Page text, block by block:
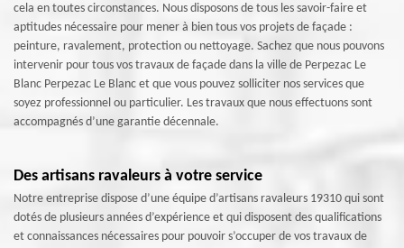
cela en toutes circonstances. Nous disposons de tous les savoir-faire et
aptitudes nécessaire pour mener à bien tous vos projets de façade :
peinture, ravalement, protection ou nettoyage. Sachez que nous pouvons
intervenir pour tous vos travaux de façade dans la ville de Perpezac Le
Blanc Perpezac Le Blanc et que vous pouvez solliciter nos services que
soyez professionnel ou particulier. Les travaux que nous effectuons sont
accompagnés d’une garantie décennale.
Des artisans ravaleurs à votre service
Notre entreprise dispose d’une équipe d’artisans ravaleurs 19310 qui sont
dotés de plusieurs années d’expérience et qui disposent des qualifications
et connaissances nécessaires pour pouvoir s’occuper de vos travaux de